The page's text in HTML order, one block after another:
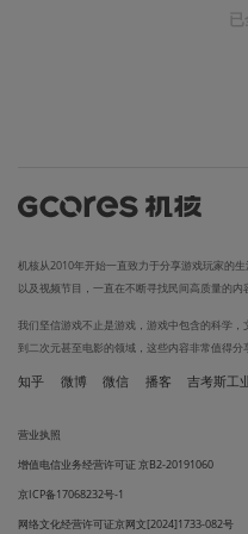
机核从2010年开始一直致力于分享游戏玩家的
以及视频节目，一直在不断寻找民间高质量的内
我们坚信游戏不止是游戏，游戏中包含的科学
到二次元甚至电影的领域，这些内容非常值得分
知乎 微博 微信 播客 吉考斯工
营业执照
增值电信业务经营许可证 京B2-20191060
京ICP备17068232号-1
网络文化经营许可证京网文[2024]1733-082号